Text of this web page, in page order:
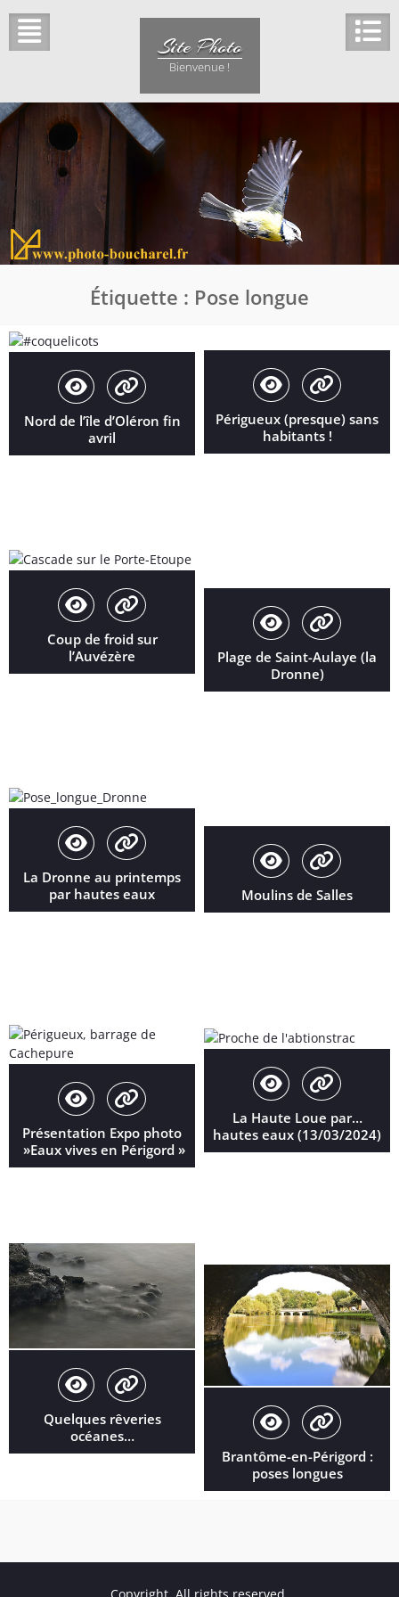
content
Site Photo
Bienvenue !
Étiquette : Pose longue
Nord de l’île d’Oléron fin
avril
Périgueux (presque) sans
habitants !
Coup de froid sur
l’Auvézère
Plage de Saint-Aulaye (la
Dronne)
La Dronne au printemps
par hautes eaux
Moulins de Salles
Présentation Expo photo
»Eaux vives en Périgord »
La Haute Loue par…
hautes eaux (13/03/2024)
Quelques rêveries
océanes…
Brantôme-en-Périgord :
poses longues